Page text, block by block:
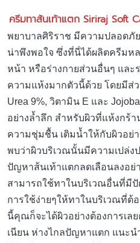
ครีมทาส้นเท้าแตก Siriraj Soft
พยาบาลศิริราช มีความปลอดภั
น่าพึงพอใจ ซึ่งที่นี่ได้ผลิตครีมห
หน้า หรือร่างกายส่วนอื่นๆ แล
ความแห้งมากตัวนี้ด้วย โดยมีส่
Urea 9%, วิตามิน E และ
อย่างล้ำลึก สำหรับผิวที่แห้งกร้
ความชุ่มชื้น เติมน้ำให้กับผิวอย่า
พบว่าผิวบริเวณนั้นมีความเปล่ง
ปัญหาส้นเท้าแตกลดเลือนลงอย่
สามารถใช้ทาในบริเวณอื่นที่มี
การใช้ง่ายๆให้ทาในบริเวณที่ต้อ
นี้คุณก็จะได้ผิวอย่างต้องการเล
เนียน ห่างไกลปัญหาแตก แนะน